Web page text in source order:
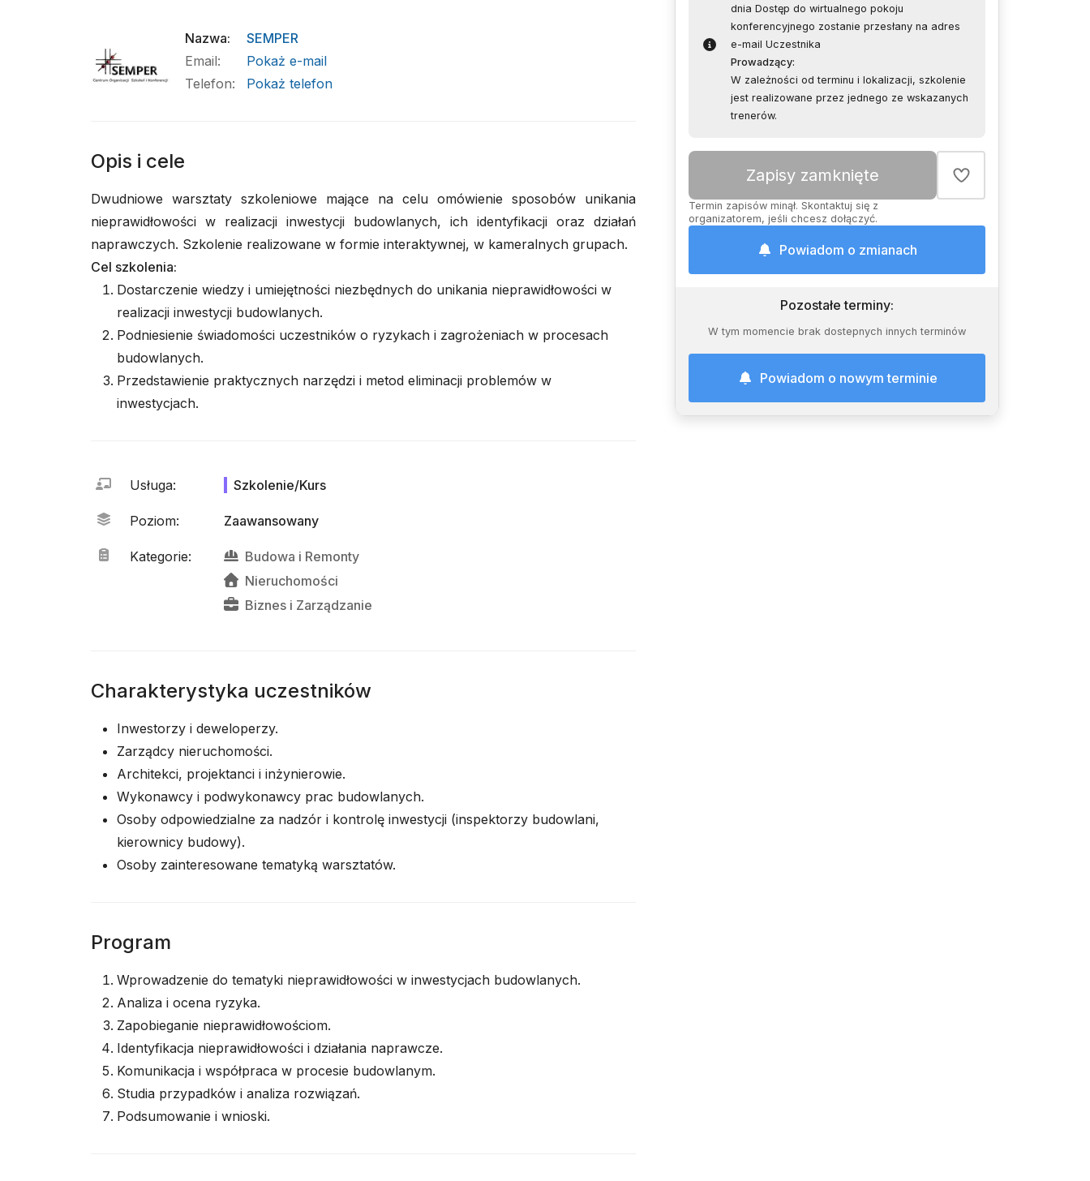
dnia Dostęp do wirtualnego pokoju
konferencyjnego zostanie przesłany na adres
e-mail Uczestnika
Prowadzący:
W zależności od terminu i lokalizacji, szkolenie
jest realizowane przez jednego ze wskazanych
trenerów.
Zapisy zamknięte
Termin zapisów minął. Skontaktuj się z
organizatorem, jeśli chcesz dołączyć.
Powiadom o zmianach
Pozostałe terminy:
W tym momencie brak dostepnych innych terminów
Powiadom o nowym terminie
Nazwa:
SEMPER
Email:
Pokaż e-mail
Telefon: Pokaż telefon
Opis i cele
Dwudniowe warsztaty szkoleniowe mające na celu omówienie sposobów unikania
nieprawidłowości w realizacji inwestycji budowlanych, ich identyfikacji oraz działań
naprawczych. Szkolenie realizowane w formie interaktywnej, w kameralnych grupach.
Cel szkolenia:
Dostarczenie wiedzy i umiejętności niezbędnych do unikania nieprawidłowości w
realizacji inwestycji budowlanych.
Podniesienie świadomości uczestników o ryzykach i zagrożeniach w procesach
budowlanych.
Przedstawienie praktycznych narzędzi i metod eliminacji problemów w
inwestycjach.
Usługa: Szkolenie/Kurs
Poziom: Zaawansowany
Kategorie: Budowa i Remonty
Nieruchomości
Biznes i Zarządzanie
Charakterystyka uczestników
Inwestorzy i deweloperzy.
Zarządcy nieruchomości.
Architekci, projektanci i inżynierowie.
Wykonawcy i podwykonawcy prac budowlanych.
Osoby odpowiedzialne za nadzór i kontrolę inwestycji (inspektorzy budowlani,
kierownicy budowy).
Osoby zainteresowane tematyką warsztatów.
Program
Wprowadzenie do tematyki nieprawidłowości w inwestycjach budowlanych.
Analiza i ocena ryzyka.
Zapobieganie nieprawidłowościom.
Identyfikacja nieprawidłowości i działania naprawcze.
Komunikacja i współpraca w procesie budowlanym.
Studia przypadków i analiza rozwiązań.
Podsumowanie i wnioski.